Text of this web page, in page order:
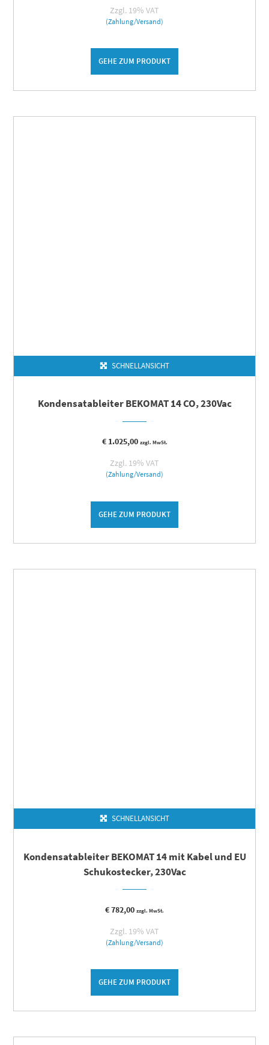
Zzgl. 19% VAT
(Zahlung/Versand)
GEHE ZUM PRODUKT
SCHNELLANSICHT
Kondensatableiter BEKOMAT 14 CO, 230Vac
€1.025,00 zzgl. MwSt.
Zzgl. 19% VAT
(Zahlung/Versand)
GEHE ZUM PRODUKT
SCHNELLANSICHT
Kondensatableiter BEKOMAT 14 mit Kabel und EU
Schukostecker, 230Vac
€782,00 zzgl. MwSt.
Zzgl. 19% VAT
(Zahlung/Versand)
GEHE ZUM PRODUKT